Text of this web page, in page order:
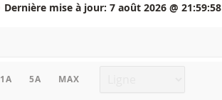
Dernière mise à jour: 7 août 2026 @ 21:59:58
1A 5A MAX